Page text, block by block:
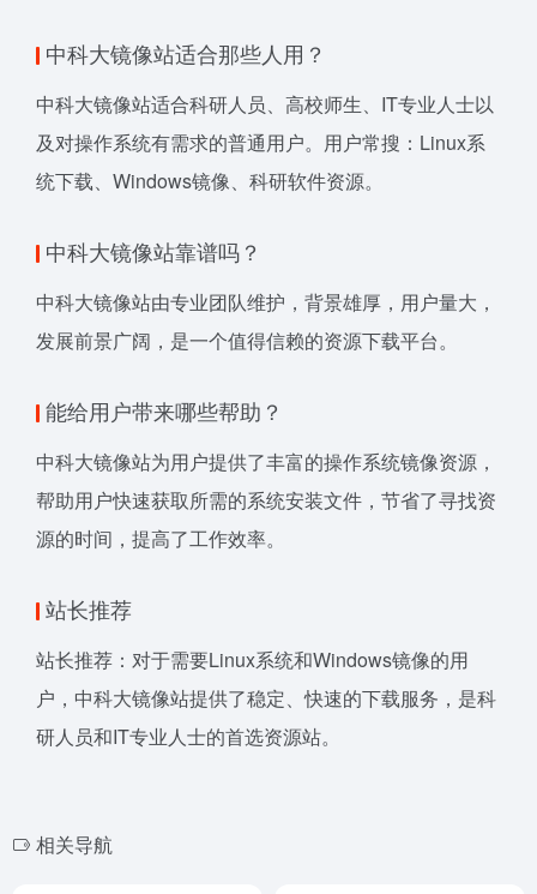
中科大镜像站适合那些人用？
中科大镜像站适合科研人员、高校师生、IT专业人士以
及对操作系统有需求的普通用户。用户常搜：Linux系
统下载、Windows镜像、科研软件资源。
中科大镜像站靠谱吗？
中科大镜像站由专业团队维护，背景雄厚，用户量大，
发展前景广阔，是一个值得信赖的资源下载平台。
能给用户带来哪些帮助？
中科大镜像站为用户提供了丰富的操作系统镜像资源，
帮助用户快速获取所需的系统安装文件，节省了寻找资
源的时间，提高了工作效率。
站长推荐
站长推荐：对于需要Linux系统和Windows镜像的用
户，中科大镜像站提供了稳定、快速的下载服务，是科
研人员和IT专业人士的首选资源站。
相关导航